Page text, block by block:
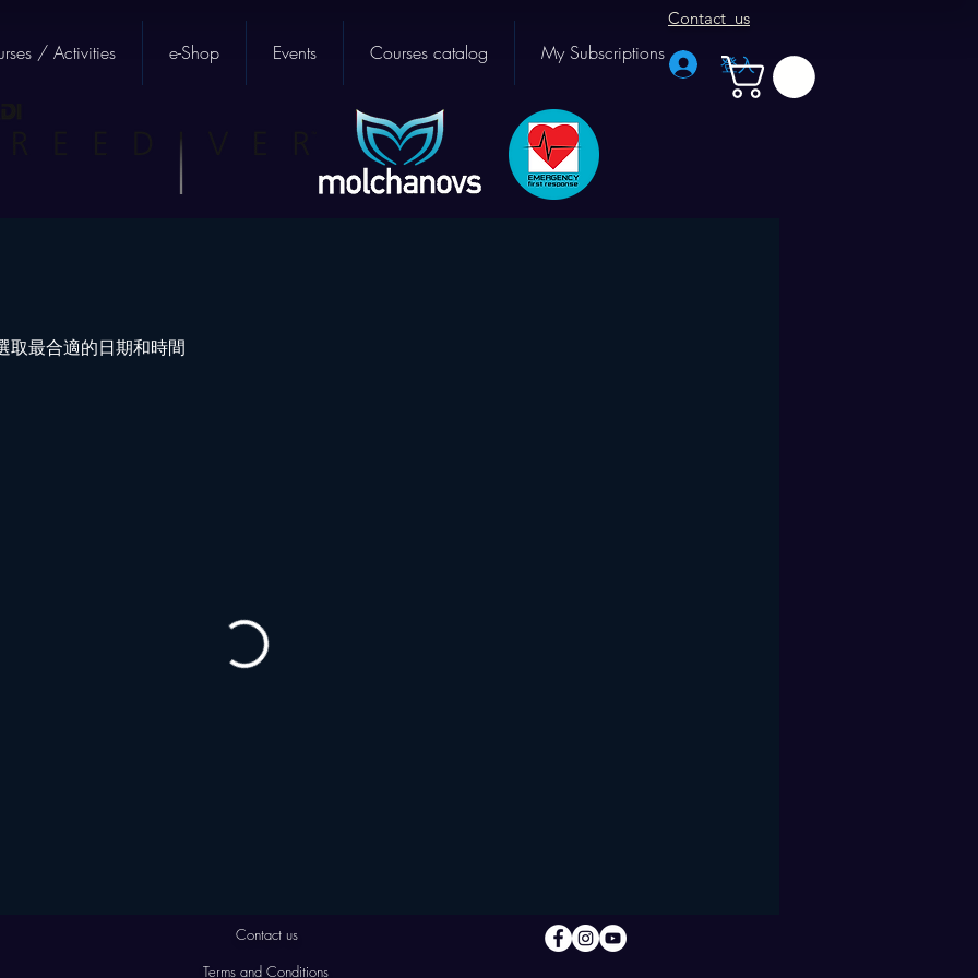
Contact us
/ Activities e-Shop Events Courses catalog My Subscriptions 登入
取最合適的日期和時間
Contact us
Terms and Conditions